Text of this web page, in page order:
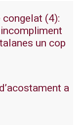
congelat (4):
un cop
a